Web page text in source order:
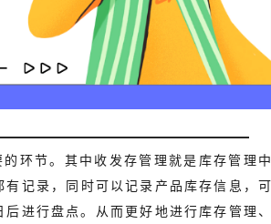
环节。其中收发存管理就是库存管理中
记录，同时可以记录产品库存信息，可
进行盘点。从而更好地进行库存管理、